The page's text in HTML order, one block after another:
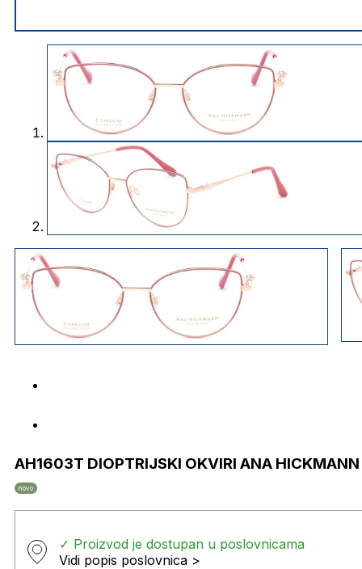
AH1603T DIOPTRIJSKI OKVIRI ANA HICKMANN
novo
✓ Proizvod je dostupan u poslovnicama
Vidi popis poslovnica >